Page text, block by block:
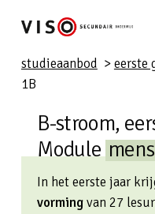
contentstudieaanbod >eerste
1B
B-stroom,
Module
In het eerste jaar
vormingvan 27